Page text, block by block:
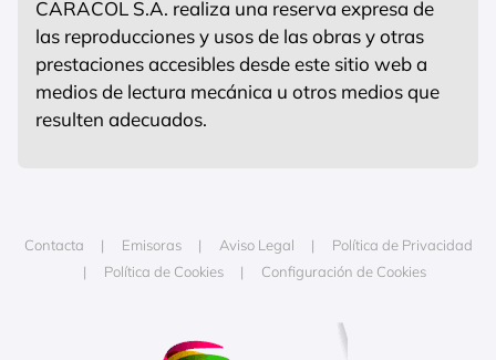
CARACOL S.A. realiza una reserva expresa de
las reproducciones y usos de las obras y otras
prestaciones accesibles desde este sitio web a
medios de lectura mecánica u otros medios que
resulten adecuados.
Contacta Emisoras Aviso Legal
Política de Privacidad
Política de Cookies
Configuración de Cookies